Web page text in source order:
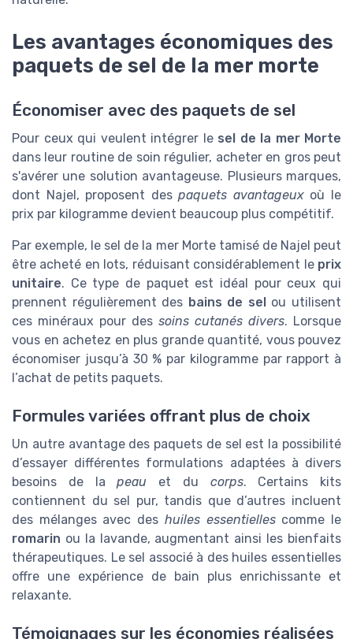
Les avantages économiques des
paquets de sel de la mer morte
Économiser avec des paquets de sel
Pour ceux qui veulent intégrer le sel de la mer Morte
dans leur routine de soin régulier, acheter en gros peut
s'avérer une solution avantageuse. Plusieurs marques,
dont Najel, proposent despaquets avantageuxoù le
prix par kilogramme devient beaucoup plus compétitif.
Par exemple, le sel de la mer Morte tamisé de Najel peut
être acheté en lots, réduisant considérablement le prix
unitaire. Ce type de paquet est idéal pour ceux qui
prennent régulièrement des bains de selou utilisent
ces minéraux pour des soins cutanés divers. Lorsque
vous en achetez en plus grande quantité, vous pouvez
économiser jusqu’à 30 % par kilogramme par rapport à
l’achat de petits paquets.
Formules variées offrant plus de choix
Un autre avantage des paquets de sel est la possibilité
d’essayer différentes formulations adaptées à divers
besoins de lapeau et du corps. Certains kits
contiennent du sel pur, tandis que d’autres incluent
des mélanges avec des huiles essentiellescomme le
romarin ou la lavande, augmentant ainsi les bienfaits
thérapeutiques. Le sel associé à des huiles essentielles
offre une expérience de bain plus enrichissante et
relaxante.
Témoignages sur les économies réalisées